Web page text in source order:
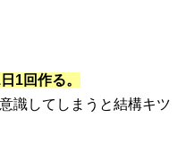
1回作る。
識してしまうと結構キツ